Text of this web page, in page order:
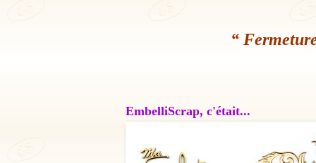
“
EmbelliScrap, c'était...